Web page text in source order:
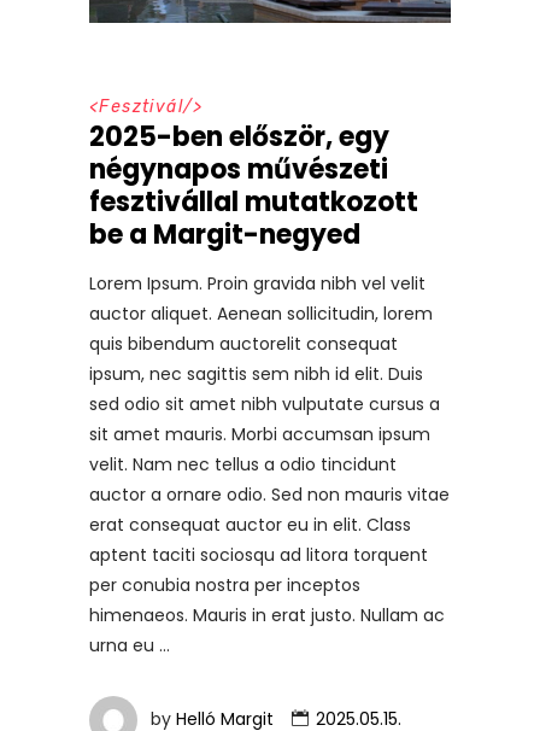
<Fesztivál/>
2025-ben először, egy
négynapos művészeti
fesztivállal mutatkozott
be a Margit-negyed
Lorem Ipsum. Proin gravida nibh vel velit
auctor aliquet. Aenean sollicitudin, lorem
quis bibendum auctorelit consequat
ipsum, nec sagittis sem nibh id elit. Duis
sed odio sit amet nibh vulputate cursus a
sit amet mauris. Morbi accumsan ipsum
velit. Nam nec tellus a odio tincidunt
auctor a ornare odio. Sed non mauris vitae
erat consequat auctor eu in elit. Class
aptent taciti sociosqu ad litora torquent
per conubia nostra per inceptos
himenaeos. Mauris in erat justo. Nullam ac
urna eu
by Helló Margit 2025.05.15.